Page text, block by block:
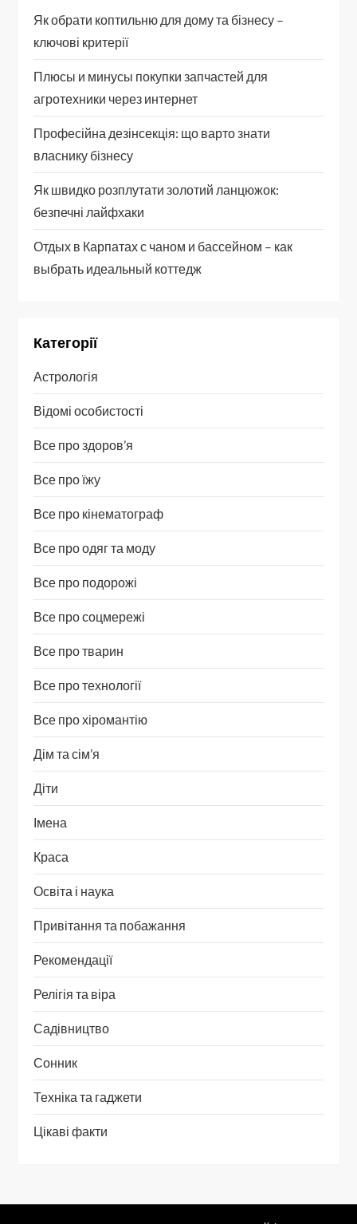
Як обрати коптильню для дому та бізнесу –
ключові критерії
Плюсы и минусы покупки запчастей для
агротехники через интернет
Професійна дезінсекція: що варто знати
власнику бізнесу
Як швидко розплутати золотий ланцюжок:
безпечні лайфхаки
Отдых в Карпатах с чаном и бассейном – как
выбрать идеальный коттедж
Категорії
Астрологія
Відомі особистості
Все про здоров’я
Все про їжу
Все про кінематограф
Все про одяг та моду
Все про подорожі
Все про соцмережі
Все про тварин
Все про технології
Все про хіромантію
Дім та сім’я
Діти
Імена
Краса
Освіта і наука
Привітання та побажання
Рекомендації
Релігія та віра
Садівництво
Сонник
Техніка та гаджети
Цікаві факти